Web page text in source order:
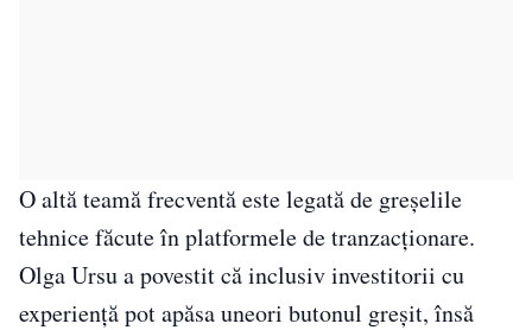
O altă teamă frecventă este legată de greșelile
tehnice făcute în platformele de tranzacționare.
Olga Ursu a povestit că inclusiv investitorii cu
experiență pot apăsa uneori butonul greșit, însă